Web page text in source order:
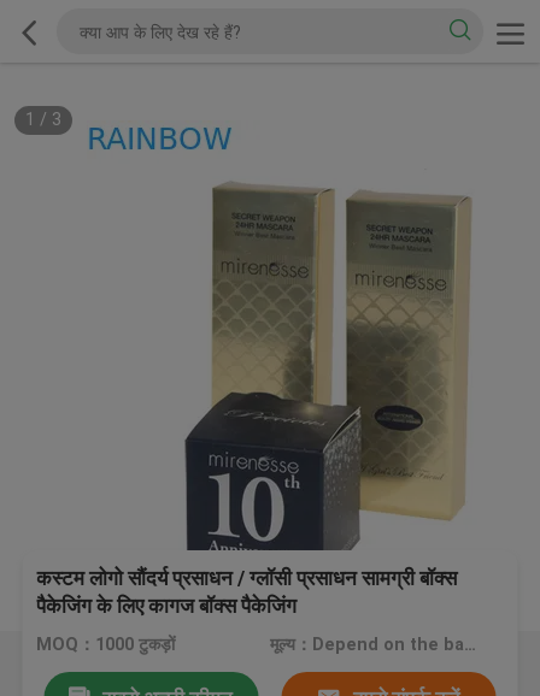
1 / 3
कस्टम लोगो सौंदर्य प्रसाधन / ग्लॉसी प्रसाधन सामग्री बॉक्स
पैकेजिंग के लिए कागज बॉक्स पैकेजिंग
MOQ：1000 टुकड़ों मूल्य：Depend on the bags you need.